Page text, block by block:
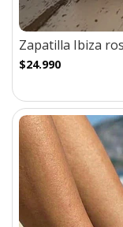
Zapatilla Ibiza
$24.990